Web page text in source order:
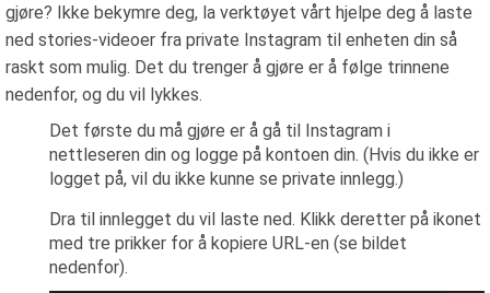
gjøre? Ikke bekymre deg, la verktøyet vårt hjelpe deg å laste
ned stories-videoer fra private Instagram til enheten din så
raskt som mulig. Det du trenger å gjøre er å følge trinnene
nedenfor, og du vil lykkes.
Det første du må gjøre er å gå til Instagram i
nettleseren din og logge på kontoen din. (Hvis du ikke er
logget på, vil du ikke kunne se private innlegg.)
Dra til innlegget du vil laste ned. Klikk deretter på ikonet
med tre prikker for å kopiere URL-en (se bildet
nedenfor).